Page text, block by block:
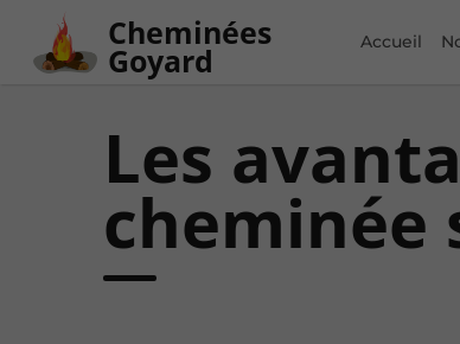
Cheminées
Goyard
Accueil
Les
cheminée